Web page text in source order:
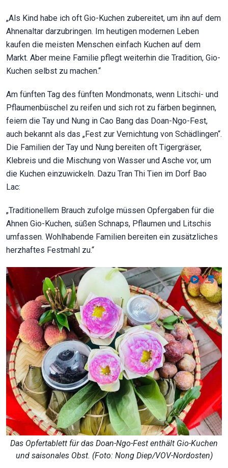
„Als Kind habe ich oft Gio-Kuchen zubereitet, um ihn auf dem
Ahnenaltar darzubringen. Im heutigen modernen Leben
kaufen die meisten Menschen einfach Kuchen auf dem
Markt. Aber meine Familie pflegt weiterhin die Tradition, Gio-
Kuchen selbst zu machen.“
Am fünften Tag des fünften Mondmonats, wenn Litschi- und
Pflaumenbüschel zu reifen und sich rot zu färben beginnen,
feiern die Tay und Nung in Cao Bang das Doan-Ngo-Fest,
auch bekannt als das „Fest zur Vernichtung von Schädlingen“.
Die Familien der Tay und Nung bereiten oft Tigergräser,
Klebreis und die Mischung von Wasser und Asche vor, um
die Kuchen einzuwickeln. Dazu Tran Thi Tien im Dorf Bao
Lac:
„Traditionellem Brauch zufolge müssen Opfergaben für die
Ahnen Gio-Kuchen, süßen Schnaps, Pflaumen und Litschis
umfassen. Wohlhabende Familien bereiten ein zusätzliches
herzhaftes Festmahl zu.“
Das Opfertablett für das Doan-Ngo-Fest enthält Gio-Kuchen
und saisonales Obst. (Foto: Nong Diep/VOV-Nordosten)